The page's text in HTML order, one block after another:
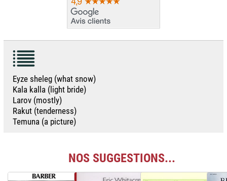
Eyze sheleg (what snow)
Kala kalla (light bride)
Larov (mostly)
Rakut (tenderness)
Temuna (a picture)
NOS SUGGESTIONS...